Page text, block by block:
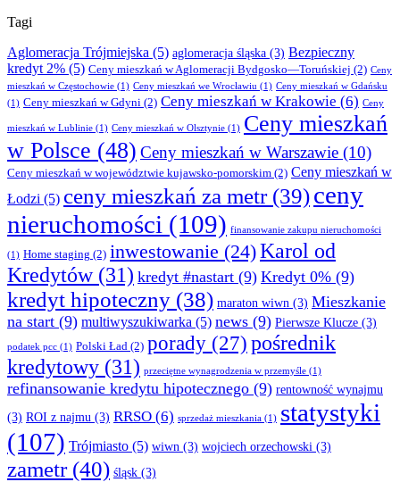
Tagi
Aglomeracja Trójmiejska (5) aglomeracja śląska (3) Bezpieczny
kredyt 2% (5) Ceny mieszkań w Aglomeracji Bydgosko—Toruńskiej (2) Ceny
mieszkań w Częstochowie (1) Ceny mieszkań we Wrocławiu (1) Ceny mieszkań w Gdańsku
(1) Ceny mieszkań w Gdyni (2) Ceny mieszkań w Krakowie (6) Ceny
mieszkań w Lublinie (1) Ceny mieszkań w Olsztynie (1) Ceny mieszkań
w Polsce (48) Ceny mieszkań w Warszawie (10)
Ceny mieszkań w województwie kujawsko-pomorskim (2) Ceny mieszkań w
Łodzi (5) ceny mieszkań za metr(39)ceny
nieruchomości (109) finansowanie zakupu nieruchomości
(1) Home staging (2) inwestowanie (24)Karol od
Kredytów(31) kredyt #nastart (9) Kredyt 0% (9)
kredyt hipoteczny (38) maraton wiwn (3) Mieszkanie
na start (9) multiwyszukiwarka (5) news (9) Pierwsze Klucze (3)
podatek pcc (1) Polski Ład (2) porady (27) pośrednik
kredytowy (31) przeciętne wynagrodzenia w przemyśle (1)
refinansowanie kredytu hipotecznego (9) rentowność wynajmu
(3) ROI z najmu (3) RRSO (6) sprzedaż mieszkania (1) statystyki
(107) Trójmiasto (5) wiwn (3) wojciech orzechowski (3)
zametr(40) śląsk (3)